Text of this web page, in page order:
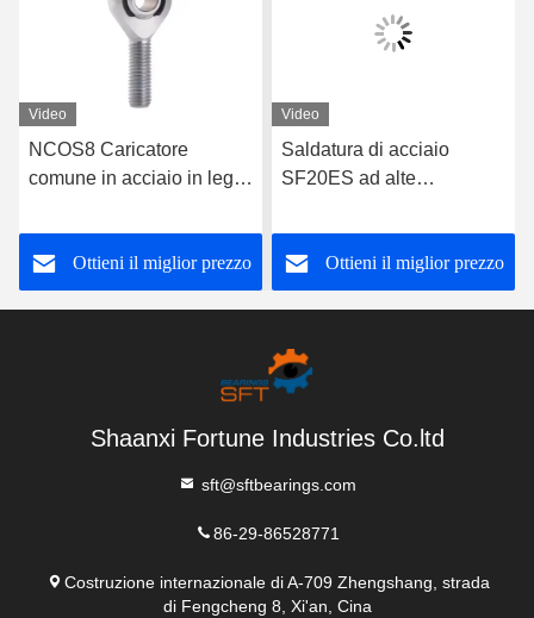
Video
NCOS8 Caricatore
comune in acciaio in lega
maschio con lastro di
punta di canna a filo per
veicoli fuoristrada 4x4
Ottieni il miglior prezzo
Video
Saldatura di acciaio
SF20ES ad alte
Ottieni il miglior prezzo
Shaanxi Fortune Industries Co.ltd
sft@sftbearings.com
86-29-86528771
Costruzione internazionale di A-709 Zhengshang, strada
di Fengcheng 8, Xi'an, Cina